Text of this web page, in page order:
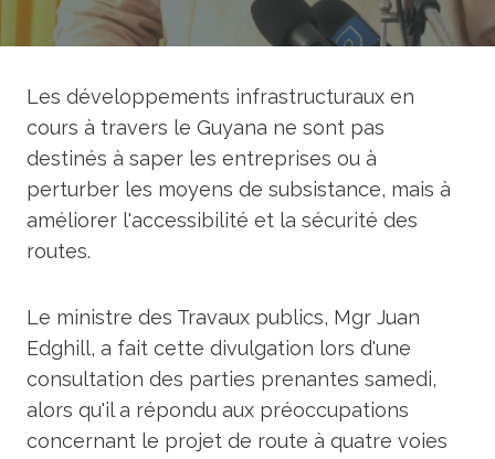
Les développements infrastructuraux en
cours à travers le Guyana ne sont pas
destinés à saper les entreprises ou à
perturber les moyens de subsistance, mais à
améliorer l'accessibilité et la sécurité des
routes.
Le ministre des Travaux publics, Mgr Juan
Edghill, a fait cette divulgation lors d'une
consultation des parties prenantes samedi,
alors qu'il a répondu aux préoccupations
concernant le projet de route à quatre voies